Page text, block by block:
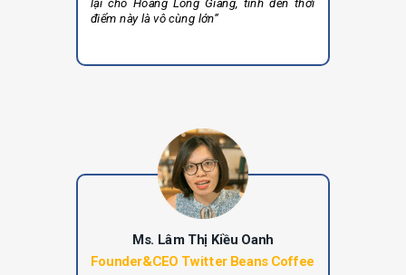
Ms. Lâm Thị Kiều Oanh
Founder&CEO Twitter Beans Coffee
lại cho Hoàng Long Giang, tính đến thời
điểm này là vô cùng lớn”